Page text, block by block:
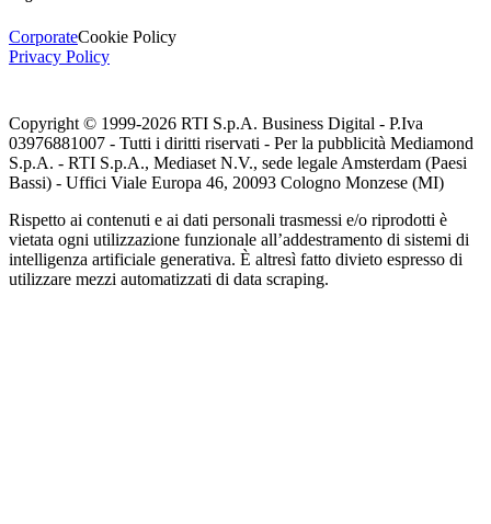
CorporateCookie Policy
Privacy Policy
Copyright © 1999-2026 RTI S.p.A. Business Digital - P.Iva
03976881007 - Tutti i diritti riservati - Per la pubblicità Mediamond
S.p.A. - RTI S.p.A., Mediaset N.V., sede legale Amsterdam (Paesi
Bassi) - Uffici Viale Europa 46, 20093 Cologno Monzese (MI)
Rispetto ai contenuti e ai dati personali trasmessi e/o riprodotti è
vietata ogni utilizzazione funzionale all’addestramento di sistemi di
intelligenza artificiale generativa. È altresì fatto divieto espresso di
utilizzare mezzi automatizzati di data scraping.